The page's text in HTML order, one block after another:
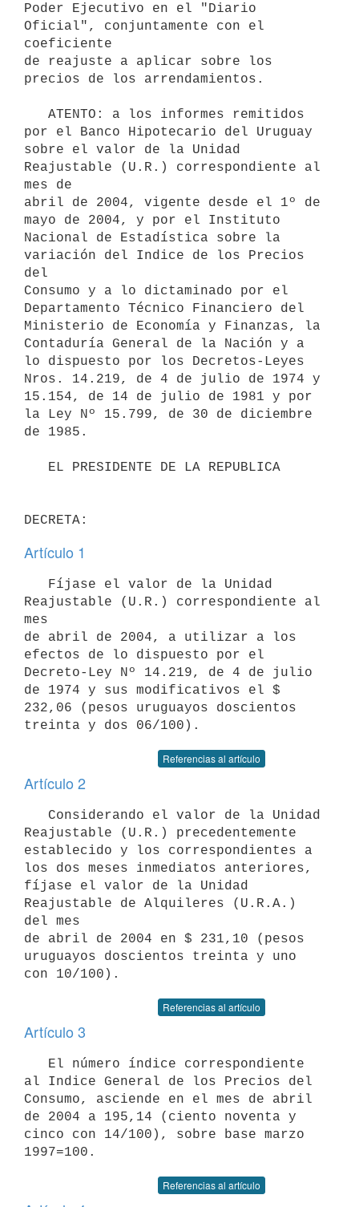
Poder Ejecutivo en el "Diario
Oficial", conjuntamente con el
coeficiente
de reajuste a aplicar sobre los
precios de los arrendamientos.
por el Banco Hipotecario del Uruguay
sobre el valor de la Unidad
Reajustable (U.R.) correspondiente al
mes de
abril de 2004, vigente desde el 1º de
mayo de 2004, y por el Instituto
Nacional de Estadística sobre la
variación del Indice de los Precios
del
Consumo y a lo dictaminado por el
Departamento Técnico Financiero del
Ministerio de Economía y Finanzas, la
Contaduría General de la Nación y a
lo dispuesto por los Decretos-Leyes
Nros. 14.219, de 4 de julio de 1974 y
15.154, de 14 de julio de 1981 y por
la Ley Nº 15.799, de 30 de diciembre
de 1985.
DECRETA:
Artículo 1
Reajustable (U.R.) correspondiente al
mes
de abril de 2004, a utilizar a los
efectos de lo dispuesto por el
Decreto-Ley Nº 14.219, de 4 de julio
de 1974 y sus modificativos el $
232,06 (pesos uruguayos doscientos
treinta y dos 06/100).
Referencias al artículo
Artículo 2
Reajustable (U.R.) precedentemente
establecido y los correspondientes a
los dos meses inmediatos anteriores,
fíjase el valor de la Unidad
Reajustable de Alquileres (U.R.A.)
del mes
de abril de 2004 en $ 231,10 (pesos
uruguayos doscientos treinta y uno
con 10/100).
Referencias al artículo
Artículo 3
al Indice General de los Precios del
Consumo, asciende en el mes de abril
de 2004 a 195,14 (ciento noventa y
cinco con 14/100), sobre base marzo
1997=100.
Referencias al artículo